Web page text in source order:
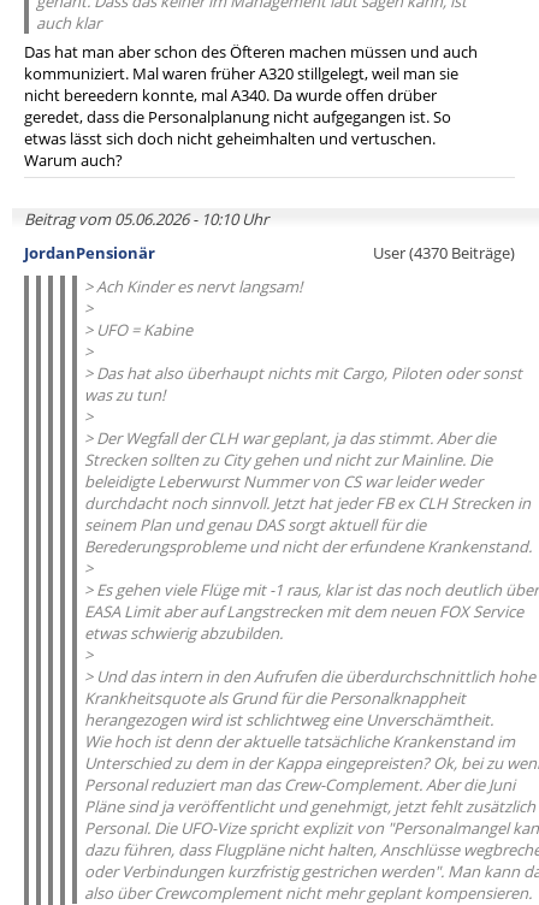
auch klar
Das hat man aber schon des Öfteren machen müssen und auch
kommuniziert. Mal waren früher A320 stillgelegt, weil man sie
nicht bereedern konnte, mal A340. Da wurde offen drüber
geredet, dass die Personalplanung nicht aufgegangen ist. So
etwas lässt sich doch nicht geheimhalten und vertuschen.
Warum auch?
Beitrag vom 05.06.2026 - 10:10 Uhr
JordanPensionär
User (4370 Beiträge)
> Ach Kinder es nervt langsam!
>
> UFO = Kabine
>
> Das hat also überhaupt nichts mit Cargo, Piloten oder sonst
was zu tun!
>
> Der Wegfall der CLH war geplant, ja das stimmt. Aber die
Strecken sollten zu City gehen und nicht zur Mainline. Die
beleidigte Leberwurst Nummer von CS war leider weder
durchdacht noch sinnvoll. Jetzt hat jeder FB ex CLH Strecken in
seinem Plan und genau DAS sorgt aktuell für die
Berederungsprobleme und nicht der erfundene Krankenstand.
>
> Es gehen viele Flüge mit -1 raus, klar ist das noch deutlich über
EASA Limit aber auf Langstrecken mit dem neuen FOX Service
etwas schwierig abzubilden.
>
> Und das intern in den Aufrufen die überdurchschnittlich hohe
Krankheitsquote als Grund für die Personalknappheit
herangezogen wird ist schlichtweg eine Unverschämtheit.
Wie hoch ist denn der aktuelle tatsächliche Krankenstand im
Unterschied zu dem in der Kappa eingepreisten? Ok, bei zu
Personal reduziert man das Crew-Complement. Aber die Juni
Pläne sind ja veröffentlicht und genehmigt, jetzt fehlt zusätzlich
Personal. Die UFO-Vize spricht explizit von "Personalmangel
dazu führen, dass Flugpläne nicht halten, Anschlüsse
oder Verbindungen kurzfristig gestrichen werden". Man kann
also über Crewcomplement nicht mehr geplant kompensieren.